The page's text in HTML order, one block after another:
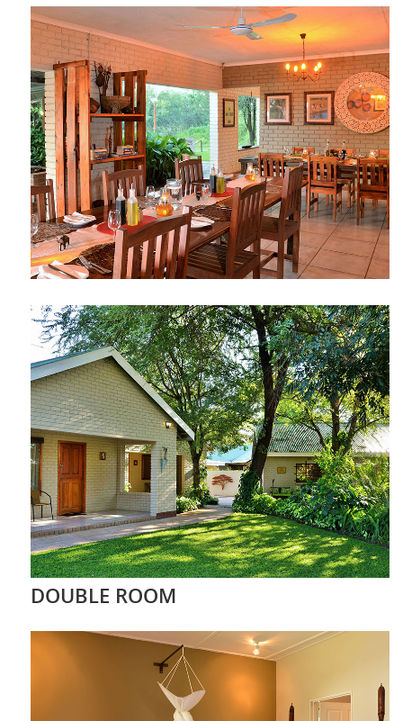
DOUBLE ROOM